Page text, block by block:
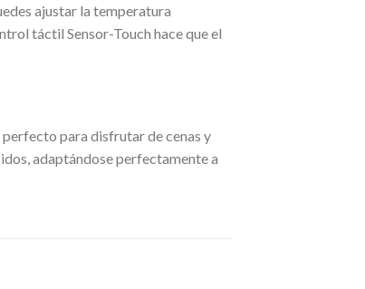
ajustar la temperatura
táctil Sensor-Touch hace que el
para disfrutar de cenas y
adaptándose perfectamente a